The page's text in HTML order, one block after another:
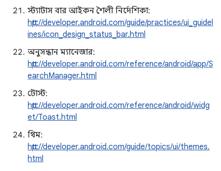
স্ট্যাটাস বার আইকন শৈলী নির্দেশিকা:
http://developer.android.com/guide/practices/ui_guidel
ines/icon_design_status_bar.html
অনুসন্ধান ম্যানেজার:
http://developer.android.com/reference/android/app/S
earchManager.html
টোস্ট:
http://developer.android.com/reference/android/widg
et/Toast.html
থিম:
http://developer.android.com/guide/topics/ui/themes.
html